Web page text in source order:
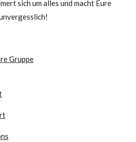
sich um alles und macht Eure
Gruppe